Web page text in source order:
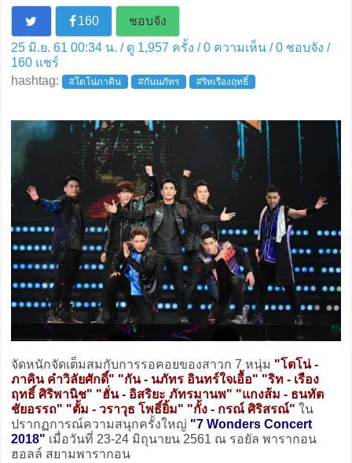
160
ชอบจัง
25 มิ.ย. 61 00:34 น. / ดู 1,957 ครั้ง / 0 ความเห็น /0ชอบจัง /
160แชร์
hashtag:
#โตโน่ภาคิน #กันนภัทร #ริทเรืองฤทธิ์
จัดหนักจัดเต็มสมกับการรอคอยของสาวก 7 หนุ่ม "โตโน่ -
ภาคิน คำวิลัยศักดิ์" "กัน - นภัทร อินทร์ใจเอื้อ" "ริท - เรือง
ฤทธิ์ ศิริพานิช" "ฮั่น - อิสริยะ ภัทรมานพ" "แกงส้ม - ธนทัต
ชัยอรรถ" "ตั้ม - วราวุธ โพธิ์ยิ้ม" "กั้ง - กรณ์ ศิริสรณ์" ใน
ปรากฏการณ์ความสนุกครั้งใหญ่ "7 Wonders Concert
2018" เมื่อวันที่ 23-24 มิถุนายน 2561 ณ รอยัล พารากอน
ฮอลล์ สยามพารากอน